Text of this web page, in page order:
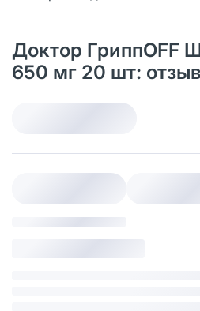
Доктор ГриппOFF
650 мг 20 шт: